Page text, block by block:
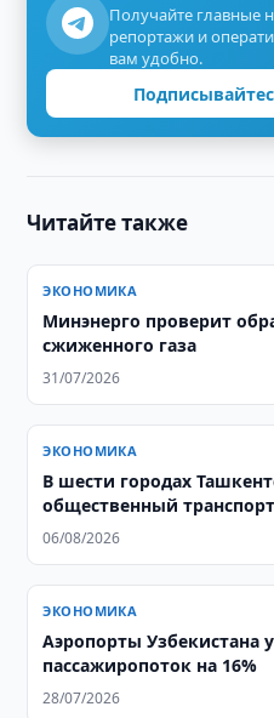
Получайте главные
репортажи и
вам удобно.
Читайте также
ЭКОНОМИКА
Минэнерго проверит
сжиженного газа
31/07/2026
ЭКОНОМИКА
В шести городах
общественный транспорт
06/08/2026
ЭКОНОМИКА
Аэропорты Узбекистана
пассажиропоток на 16%
28/07/2026